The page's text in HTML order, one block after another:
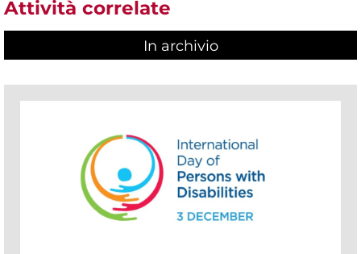
Attività correlate
In archivio